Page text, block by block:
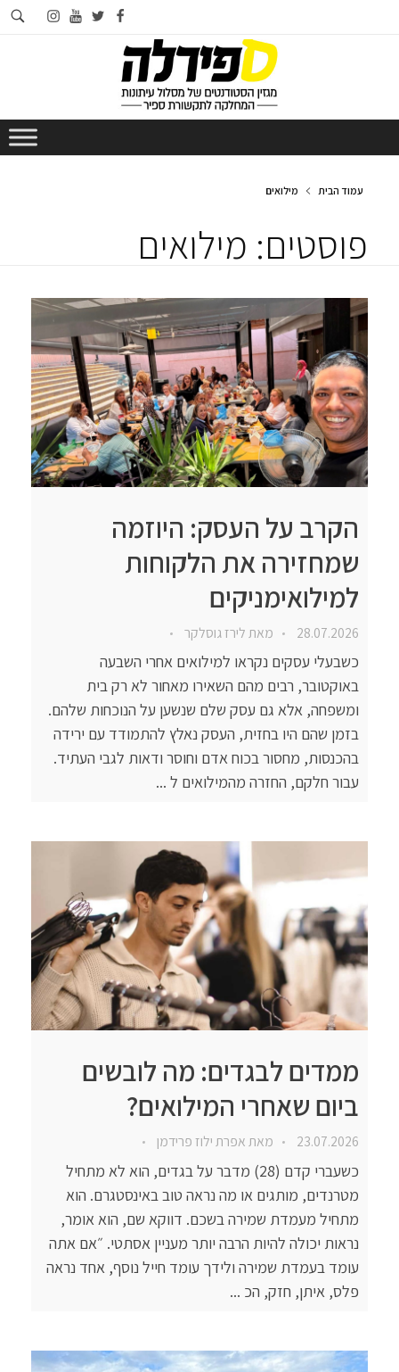
facebook
twitter
youtube
instagram
עמוד הבית מילואים
פוסטים: מילואים
הקרב על העסק: היוזמה
שמחזירה את הלקוחות
למילואימניקים
28.07.2026 מאתלירז גוסלקר
כשבעלי עסקים נקראו למילואים אחרי השבעה
באוקטובר, רבים מהם השאירו מאחור לא רק בית
ומשפחה, אלא גם עסק שלם שנשען על הנוכחות שלהם.
בזמן שהם היו בחזית, העסק נאלץ להתמודד עם ירידה
בהכנסות, מחסור בכוח אדם וחוסר ודאות לגבי העתיד.
עבור חלקם, החזרה מהמילואים ל ...
ממדים לבגדים: מה לובשים
ביום שאחרי המילואים?
23.07.2026 מאתאפרת ילוז פרידמן
כשעברי קדם (28) מדבר על בגדים, הוא לא מתחיל
מטרנדים, מותגים או מה נראה טוב באינסטגרם. הוא
מתחיל מעמדת שמירה בשכם. דווקא שם, הוא אומר,
נראות יכולה להיות הרבה יותר מעניין אסתטי. ״אם אתה
עומד בעמדת שמירה ולידך עומד חייל נוסף, אחד נראה
פלס, איתן, חזק, הכ ...